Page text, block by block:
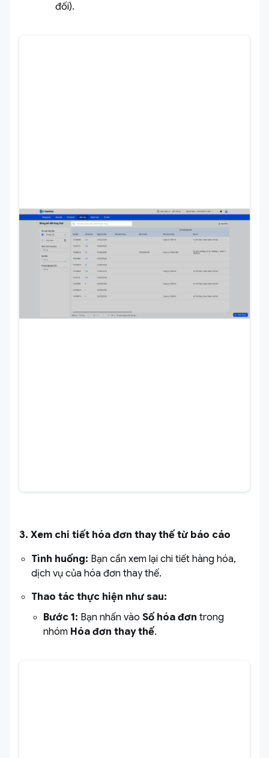
đối).
3. Xem chi tiết hóa đơn thay thế từ báo cáo
Tình huống: Bạn cần xem lại chi tiết hàng hóa,
dịch vụ của hóa đơn thay thế.
Thao tác thực hiện như sau:
Bước 1: Bạn nhấn vào Số hóa đơn trong
nhóm Hóa đơn thay thế.